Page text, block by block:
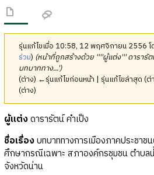
รุ่นแก้ไขเมื่อ 10:58, 12 พฤศจิกายน 2556 โ
ร่วม) (หน้าที่ถูกสร้างด้วย ''''ผู้แต่ง''' ดารารัต
บทบาททาง...')
(ต่าง) ←รุ่นแก้ไขก่อนหน้า | รุ่นแก้ไขล่าสุด (
(ต่าง)
ผู้แต่งดารารัตน์ คำเป็ง
ชื่อเรื่องบทบาททางการเมืองภาคประชา
ศึกษากรณีเฉพาะ สภาองค์กรชุมชน ตำบล
จังหวัดน่าน